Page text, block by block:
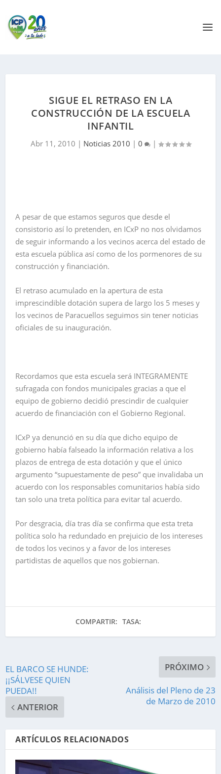
SIGUE EL RETRASO EN LA
CONSTRUCCIÓN DE LA ESCUELA
INFANTIL
Abr 11, 2010 | Noticias 2010 | 0 |
A pesar de que estamos seguros que desde el
consistorio así lo pretenden, en ICxP no nos olvidamos
de seguir informando a los vecinos acerca del estado de
esta escuela pública así como de los pormenores de su
construcción y financiación.
El retraso acumulado en la apertura de esta
imprescindible dotación supera de largo los 5 meses y
los vecinos de Paracuellos seguimos sin tener noticias
oficiales de su inauguración.
Recordamos que esta escuela será INTEGRAMENTE
sufragada con fondos municipales gracias a que el
equipo de gobierno decidió prescindir de cualquier
acuerdo de financiación con el Gobierno Regional.
ICxP ya denunció en su día que dicho equipo de
gobierno había falseado la información relativa a los
plazos de entrega de esta dotación y que el único
argumento “supuestamente de peso” que invalidaba un
acuerdo con los responsables comunitarios había sido
tan solo una treta política para evitar tal acuerdo.
Por desgracia, día tras día se confirma que esta treta
política solo ha redundado en prejuicio de los intereses
de todos los vecinos y a favor de los intereses
partidistas de aquellos que nos gobiernan.
COMPARTIR: TASA:
EL BARCO SE HUNDE:
¡¡SÁLVESE QUIEN
PUEDA!!
ANTERIOR
PRÓXIMO
Análisis del Pleno de 23
de Marzo de 2010
ARTÍCULOS RELACIONADOS